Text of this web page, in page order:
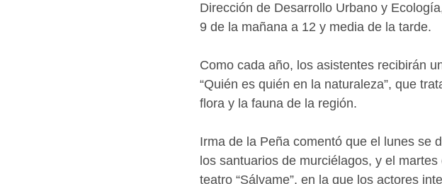
Dirección de Desarrollo Urbano y
9 de la mañana a 12 y media de la tarde.
Como cada año, los asistentes recibirán
“Quién es quién en la naturaleza”, que
flora y la fauna de la región.
Irma de la Peña comentó que el lunes se
los santuarios de murciélagos, y el
teatro “Sálvame”, en la que los actores